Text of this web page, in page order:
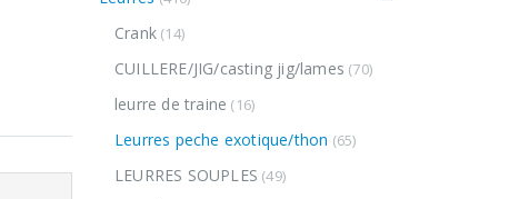
Crank (14)
CUILLERE/JIG/casting jig/lames (70)
leurre de traine (16)
Leurres peche exotique/thon (65)
LEURRES SOUPLES (49)